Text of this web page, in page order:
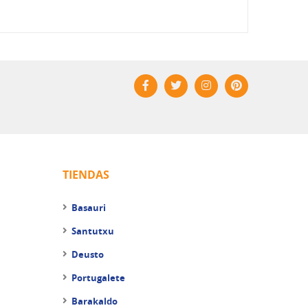
TIENDAS
Basauri
Santutxu
Deusto
Portugalete
Barakaldo